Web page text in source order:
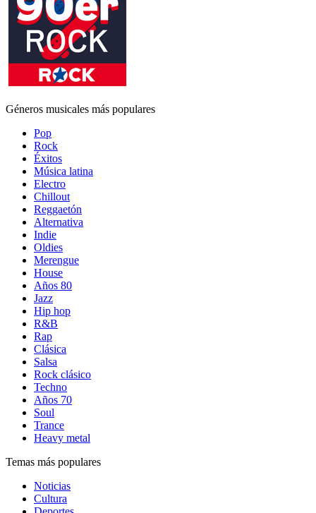
Géneros musicales más populares
Pop
Rock
Éxitos
Música latina
Electro
Chillout
Reggaetón
Alternativa
Indie
Oldies
Merengue
House
Años 80
Jazz
Hip hop
R&B
Rap
Clásica
Salsa
Rock clásico
Techno
Años 70
Soul
Trance
Heavy metal
Temas más populares
Noticias
Cultura